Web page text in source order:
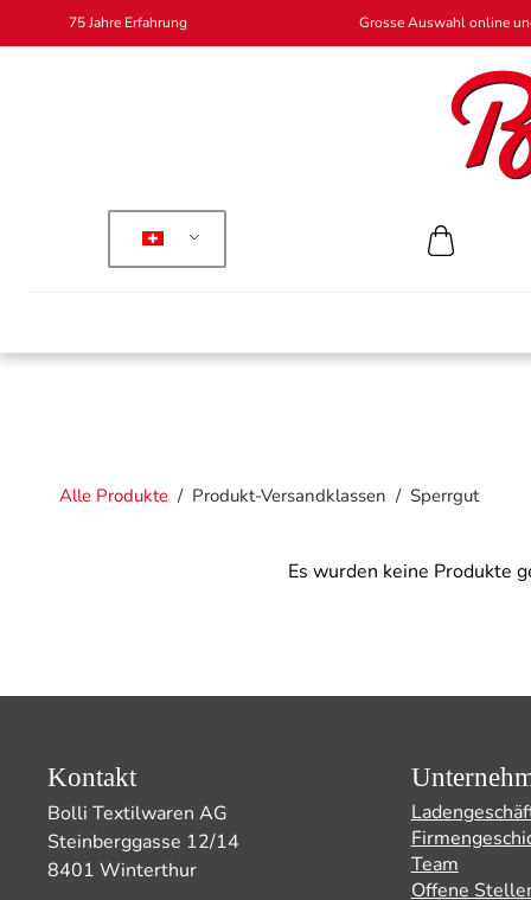
75 Jahre Erfahrung Grosse Auswahl online
Alle Produkte / Produkt-Versandklassen / Sperrgut
Es wurden keine Produkte
Kontakt
Bolli Textilwaren AG
Steinberggasse 12/14
8401 Winterthur
Team
Offene